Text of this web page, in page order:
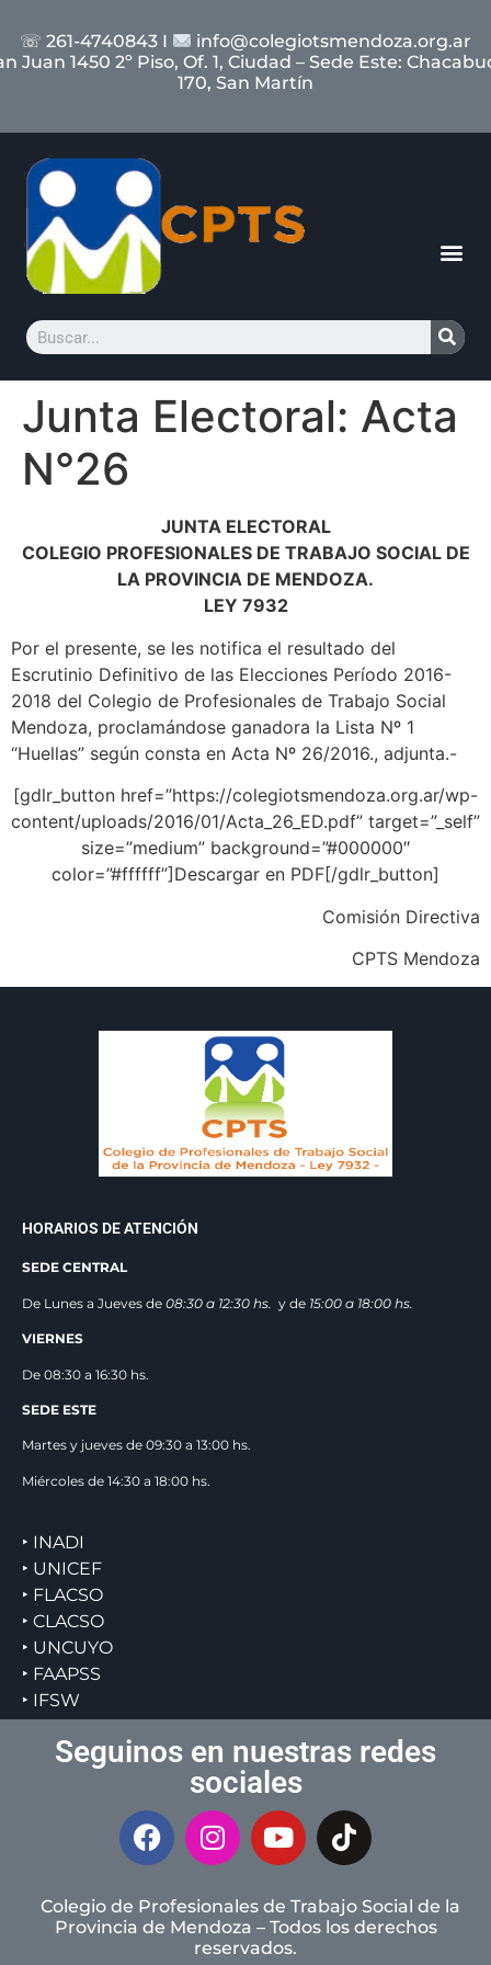
☏ 261-4740843 I
info@colegiotsmendoza.org.ar
Juan 1450 2º Piso, Of. 1, Ciudad – Sede Este:
170, San Martín
Junta Electoral: Acta
N°26
JUNTA ELECTORAL
COLEGIO PROFESIONALES DE TRABAJO SOCIAL DE
LA PROVINCIA DE MENDOZA.
LEY 7932
Por el presente, se les notifica el resultado del
Escrutinio Definitivo de las Elecciones Período 2016-
2018 del Colegio de Profesionales de Trabajo Social
Mendoza, proclamándose ganadora la Lista Nº 1
“Huellas” según consta en Acta Nº 26/2016., adjunta.-
[gdlr_button href=”https://colegiotsmendoza.org.ar/wp-
content/uploads/2016/01/Acta_26_ED.pdf” target=”_self”
size=”medium” background=”#000000″
color=”#ffffff”]Descargar en PDF[/gdlr_button]
Comisión Directiva
CPTS Mendoza
HORARIOS DE ATENCIÓN
SEDE CENTRAL
De Lunes a Jueves de 08:30 a 12:30 hs. y de 15:00 a 18:00 hs.
VIERNES
De 08:30 a 16:30 hs.
SEDE ESTE
Martes y jueves de 09:30 a 13:00 hs.
Miércoles de 14:30 a 18:00 hs.
‣ INADI
‣ UNICEF
‣ FLACSO
‣ CLACSO
‣ UNCUYO
‣ FAAPSS
‣ IFSW
Seguinos en nuestras redes
sociales
Colegio de Profesionales de Trabajo Social de la
Provincia de Mendoza – Todos los derechos
reservados.